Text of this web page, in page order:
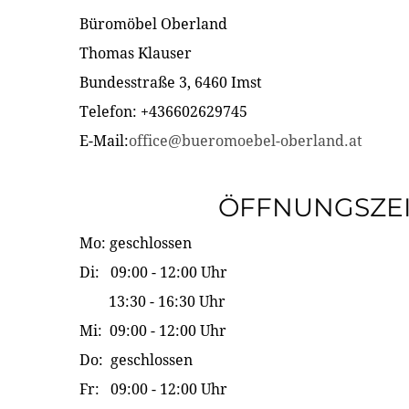
Büromöbel Oberland
Thomas Klauser
Bundesstraße 3, 6460 Imst
Telefon: +436602629745
E-Mail:office@bueromoebel-oberland.at
Mo: geschlossen
Di: 09:00 - 12:00 Uhr
13:30 - 16:30 Uhr
Mi: 09:00 - 12:00 Uhr
Do: geschlossen
Fr: 09:00 - 12:00 Uhr